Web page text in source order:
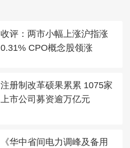
收评：两市小幅上涨沪指涨
0.31% CPO概念股领涨
注册制改革硕果累累 1075家
上市公司募资逾万亿元
《华中省间电力调峰及备用